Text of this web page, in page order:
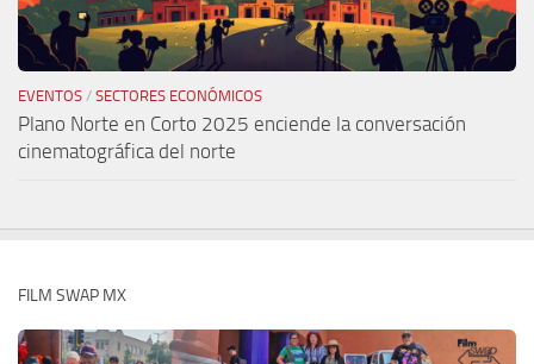
EVENTOS / SECTORES ECONÓMICOS
Plano Norte en Corto 2025 enciende la conversación
cinematográfica del norte
FILM SWAP MX